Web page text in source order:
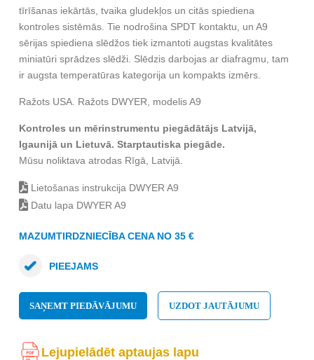
tīrīšanas iekārtās, tvaika gludekļos un citās spiediena
kontroles sistēmās. Tie nodrošina SPDT kontaktu, un A9
sērijas spiediena slēdžos tiek izmantoti augstas kvalitātes
miniatūri sprādzes slēdži. Slēdzis darbojas ar diafragmu, tam
ir augsta temperatūras kategorija un kompakts izmērs.
Ražots USA. Ražots DWYER, modelis A9
Kontroles un mērinstrumentu piegādātājs Latvijā,
Igaunijā un Lietuvā. Starptautiska piegāde.
Mūsu noliktava atrodas Rīgā, Latvijā.
Lietošanas instrukcija DWYER A9
Datu lapa DWYER A9
MAZUMTIRDZNIECĪBA CENA NO 35 €
PIEEJAMS
SAŅEMT PIEDĀVĀJUMU UZDOT JAUTĀJUMU
Lejupielādēt aptaujas lapu